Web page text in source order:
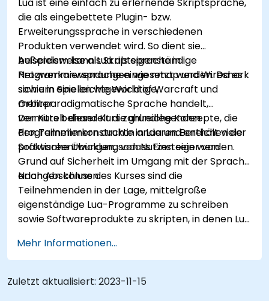
die als eingebettete Plugin- bzw.
Erweiterungssprache in verschiedenen
Produkten verwendet wird. So dient sie
beispielsweise als Skriptsprache in
Netzwerkanwendungen wie nmap und Wireshark
sowie in Spielen wie World of Warcraft und
Orbiter.
Außerdem kann Lua als eigenständige
Programmiersprache eingesetzt werden. Da es
sich um eine leichtgewichtige,
mehrparadigmatische Sprache handelt,
vermittelt dieser Kurs zahlreiche Konzepte, die
den Teilnehmern auch in anderen Bereichen der
Softwareentwicklung von Nutzen sein werden.
Der Kurs behandelt die grundlegenden
Programmierkonstrukte in Lua und enthält viele
praktische Übungen, sodass Einsteiger von
Grund auf Sicherheit im Umgang mit der Sprache
erlangen können.
Nach Abschluss des Kurses sind die
Teilnehmenden in der Lage, mittelgroße
eigenständige Lua-Programme zu schreiben
sowie Softwareprodukte zu skripten, in denen Lua
Mehr Informationen...
Zuletzt aktualisiert: 2023-11-15